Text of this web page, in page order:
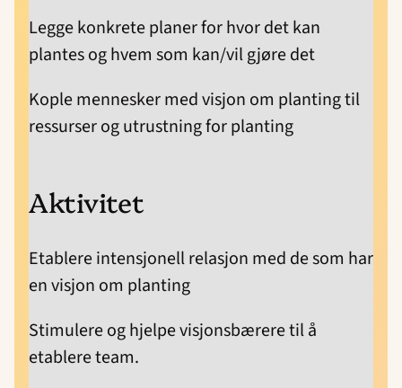
Legge konkrete planer for hvor det kan
plantes og hvem som kan/vil gjøre det
Kople mennesker med visjon om planting til
ressurser og utrustning for planting
Aktivitet
Etablere intensjonell relasjon med de som har
en visjon om planting
Stimulere og hjelpe visjonsbærere til å
etablere team.